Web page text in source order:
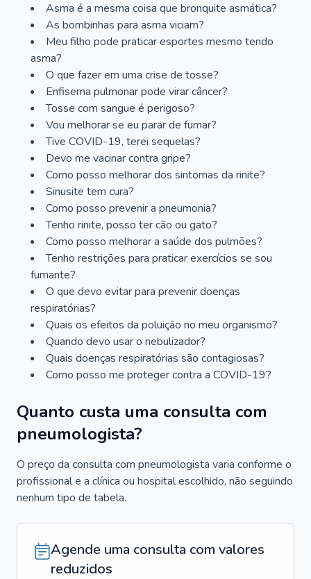
Asma é a mesma coisa que bronquite asmática?
As bombinhas para asma viciam?
Meu filho pode praticar esportes mesmo tendo
asma?
O que fazer em uma crise de tosse?
Enfisema pulmonar pode virar câncer?
Tosse com sangue é perigoso?
Vou melhorar se eu parar de fumar?
Tive COVID-19, terei sequelas?
Devo me vacinar contra gripe?
Como posso melhorar dos sintomas da rinite?
Sinusite tem cura?
Como posso prevenir a pneumonia?
Tenho rinite, posso ter cão ou gato?
Como posso melhorar a saúde dos pulmões?
Tenho restrições para praticar exercícios se sou
fumante?
O que devo evitar para prevenir doenças
respiratórias?
Quais os efeitos da poluição no meu organismo?
Quando devo usar o nebulizador?
Quais doenças respiratórias são contagiosas?
Como posso me proteger contra a COVID-19?
Quanto custa uma consulta com
pneumologista?
O preço da consulta com pneumologista varia conforme o
profissional e a clínica ou hospital escolhido, não seguindo
nenhum tipo de tabela.
Agende uma consulta com valores
reduzidos